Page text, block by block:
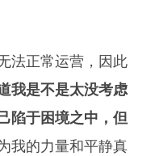
法正常运营，因此
我是不是太没考虑
陷于困境之中，但
我的力量和平静真